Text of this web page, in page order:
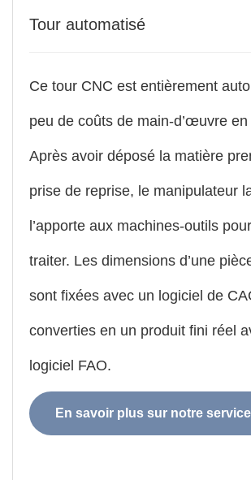
Tour automatisé
Ce tour CNC est entièrement
peu de coûts de main-d’œuvre
Après avoir déposé la matière
prise de reprise, le manipulateur
l’apporte aux machines-outils
traiter. Les dimensions d’une
sont fixées avec un logiciel de
converties en un produit fini réel
logiciel FAO.
En savoir plus sur notre